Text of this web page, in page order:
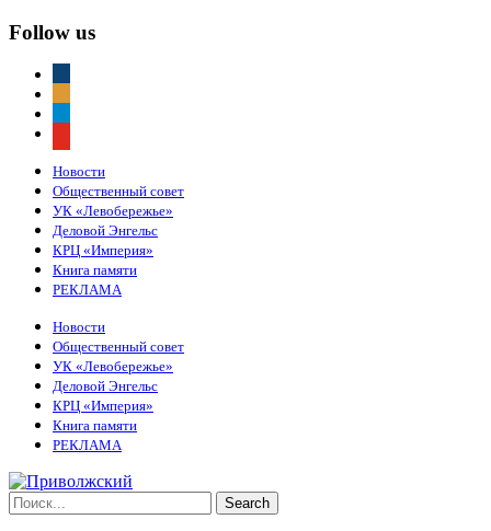
Follow us
Новости
Общественный совет
УК «Левобережье»
Деловой Энгельс
КРЦ «Империя»
Книга памяти
РЕКЛАМА
Новости
Общественный совет
УК «Левобережье»
Деловой Энгельс
КРЦ «Империя»
Книга памяти
РЕКЛАМА